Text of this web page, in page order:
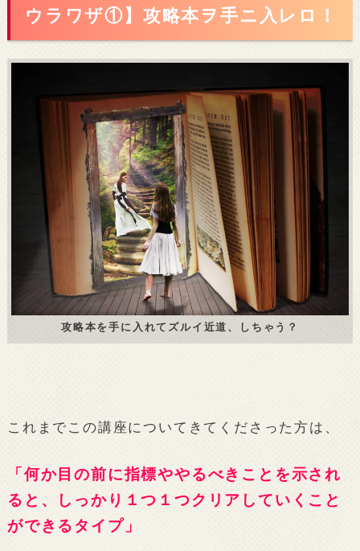
ウラワザ①】攻略本ヲ手ニ入レロ！
攻略本を手に入れてズルイ近道、しちゃう？
これまでこの講座についてきてくださった方は、
「何か目の前に指標ややるべきことを示され
ると、しっかり１つ１つクリアしていくこと
ができるタイプ」